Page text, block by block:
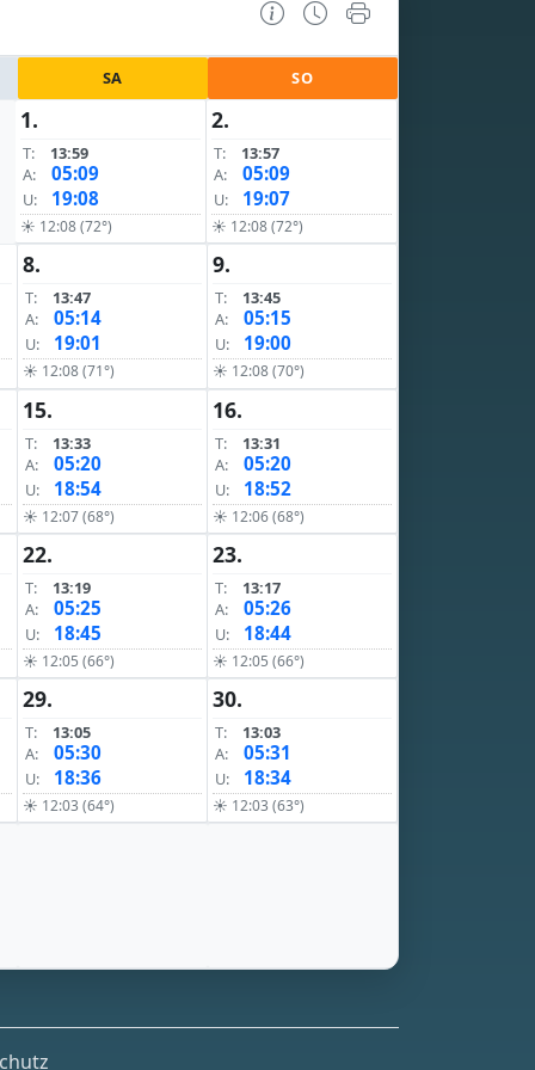
SA SO
1.
T:
13:59
A:
05:09
U: 19:08
☀ 12:08 (72°)
2.
T:
13:57
A:
05:09
U: 19:07
☀ 12:08 (72°)
8.
T:
13:47
A:
05:14
U: 19:01
☀ 12:08 (71°)
9.
T:
13:45
A:
05:15
U: 19:00
☀ 12:08 (70°)
15.
T:
13:33
A:
05:20
U: 18:54
☀ 12:07 (68°)
16.
T:
13:31
A:
05:20
U: 18:52
☀ 12:06 (68°)
22.
T:
13:19
A:
05:25
U: 18:45
☀ 12:05 (66°)
23.
T:
13:17
A:
05:26
U: 18:44
☀ 12:05 (66°)
29.
T:
13:05
A:
05:30
U: 18:36
☀ 12:03 (64°)
30.
T:
13:03
A:
05:31
U: 18:34
☀ 12:03 (63°)